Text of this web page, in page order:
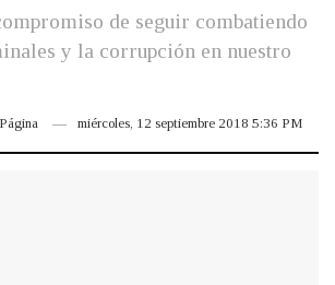
de seguir combatiendo
y la corrupción en nuestro
miércoles, 12 septiembre 2018 5:36 PM